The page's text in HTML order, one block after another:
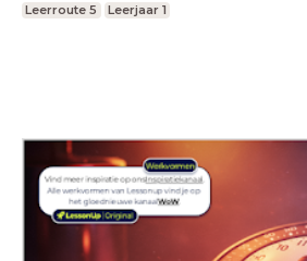
Leerroute 5
Leerjaar 1